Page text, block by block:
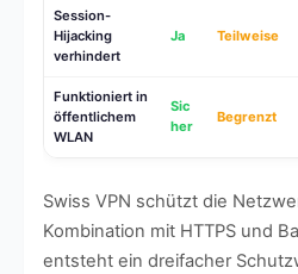
Session-
Hijacking
verhindert
Ja Teilweise
Funktioniert in
öffentlichem
WLAN
Sic
her
Begrenzt
Swiss VPN schützt die
Kombination mit HTTPS und
entsteht ein dreifacher